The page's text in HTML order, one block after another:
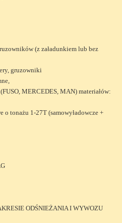
(z załadunkiem lub bez
gruzowniki
MERCEDES, MAN) materiałów:
o tonażu 1-27T (samowyładowcze +
ODŚNIEŻANIA I WYWOZU